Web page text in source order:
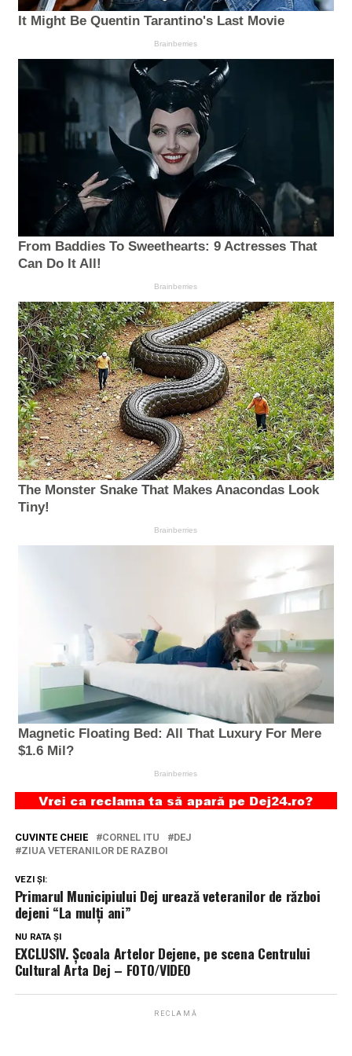
CUVINTE CHEIE CORNEL ITU
DEJ
ZIUA VETERANILOR DE RAZBOI
VEZI ȘI:
Primarul Municipiului Dej urează veteranilor de război
dejeni “La mulți ani”
NU RATA ȘI
EXCLUSIV. Școala Artelor Dejene, pe scena Centrului
Cultural Arta Dej – FOTO/VIDEO
RECLAMĂ